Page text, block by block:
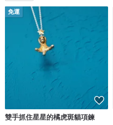
免運
雙手抓住星星的橘虎斑貓項鍊